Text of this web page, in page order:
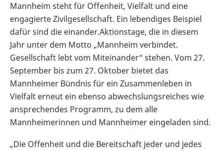
Mannheim steht für Offenheit, Vielfalt und eine
engagierte Zivilgesellschaft. Ein lebendiges Beispiel
dafür sind die einander.Aktionstage, die in diesem
Jahr unter dem Motto „Mannheim verbindet.
Gesellschaft lebt vom Miteinander“ stehen. Vom 27.
September bis zum 27. Oktober bietet das
Mannheimer Bündnis für ein Zusammenleben in
Vielfalt erneut ein ebenso abwechslungsreiches wie
ansprechendes Programm, zu dem alle
Mannheimerinnen und Mannheimer eingeladen sind.
„Die Offenheit und die Bereitschaft jeder und jedes